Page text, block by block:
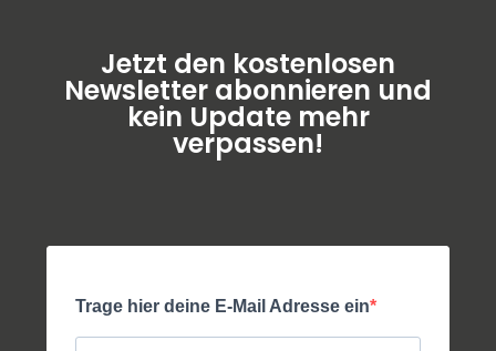
Jetzt den kostenlosen
Newsletter abonnieren und
kein Update mehr
verpassen!
Trage hier deine E-Mail Adresse ein